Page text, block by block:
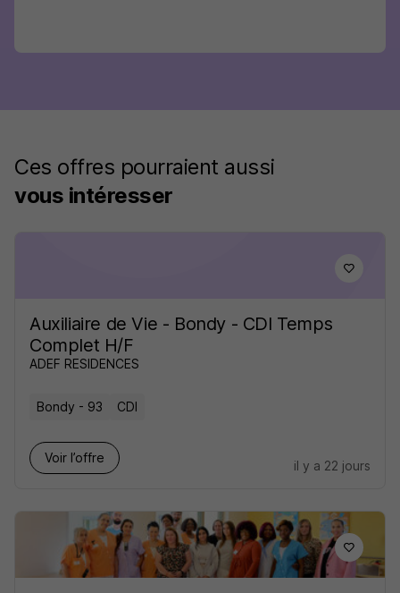
Ces offres pourraient aussi
vous intéresser
Auxiliaire de Vie - Bondy - CDI Temps
Complet H/F
ADEF RESIDENCES
Bondy - 93 CDI
Voir l’offre
il y a 22 jours